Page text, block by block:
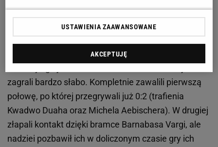
Szwajcaria wylała na Węgrów kubeł zimnej wody
zagrali bardzo słabo. Kompletnie zawalili pierwszą
połowę, po której przegrywali już 0:2 (trafienia
Kwadwo Duaha oraz Michela Aebischera). W drugiej
złapali kontakt dzięki bramce Barnabasa Vargi, ale
nadziei pozbawił ich w doliczonym czasie gry ich
USTAWIENIA ZAAWANSOWANE
AKCEPTUJĘ